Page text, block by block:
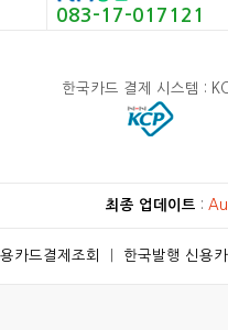
083-17-017121
한국카드 결제 시스템 :
최종 업데이트 :
카드결제조회 한국발행 신용